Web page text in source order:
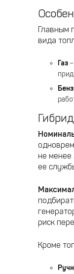
Главным
вида
Газ–
не менее
ее
риск
Кроме